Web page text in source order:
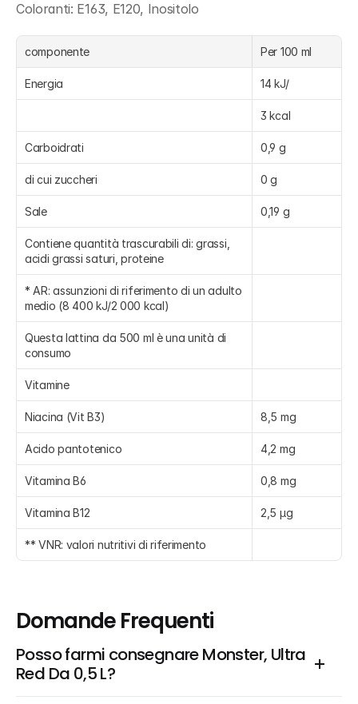
Coloranti: E163, E120, Inositolo
componente Per 100 ml
Energia 14 kJ/
3 kcal
Carboidrati 0,9 g
di cui zuccheri 0 g
Sale 0,19 g
Contiene quantità trascurabili di: grassi,
acidi grassi saturi, proteine
* AR: assunzioni di riferimento di un adulto
medio (8 400 kJ/2 000 kcal)
Questa lattina da 500 ml è una unità di
consumo
Vitamine
Niacina (Vit B3) 8,5 mg
Acido pantotenico 4,2 mg
Vitamina B6 0,8 mg
Vitamina B12 2,5 µg
** VNR: valori nutritivi di riferimento
Domande Frequenti
Posso farmi consegnare Monster, Ultra
Red Da 0,5 L?